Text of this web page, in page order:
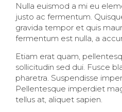
Nulla euismod a mi eu
justo ac fermentum.
gravida tempor et quis
fermentum est nulla, a
Etiam erat quam,
sollicitudin sed dui. Fusce
pharetra. Suspendisse
Pellentesque imperdiet
tellus at, aliquet sapien.